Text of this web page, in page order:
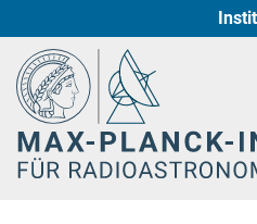
Radioastronomische
Sternentstehung und